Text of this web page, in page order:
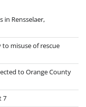
in Rensselaer,
misuse of rescue
to Orange County
7